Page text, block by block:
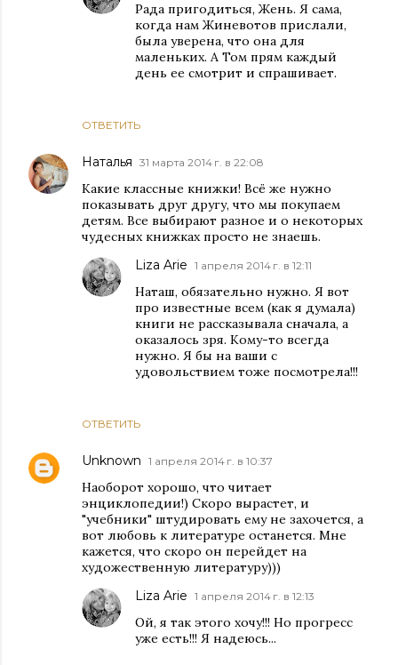
ОТВЕТИТЬ
Рада пригодиться, Жень. Я сама,
когда нам Жиневотов прислали,
была уверена, что она для
маленьких. А Том прям каждый
день ее смотрит и спрашивает.
Наталья 31 марта 2014 г. в 22:08
Какие классные книжки! Всё же нужно
показывать друг другу, что мы покупаем
детям. Все выбирают разное и о некоторых
чудесных книжках просто не знаешь.
ОТВЕТИТЬ
Liza Arie 1 апреля 2014 г. в 12:11
Наташ, обязательно нужно. Я вот
про известные всем (как я думала)
книги не рассказывала сначала, а
оказалось зря. Кому-то всегда
нужно. Я бы на ваши с
удовольствием тоже посмотрела!!!
Unknown 1 апреля 2014 г. в 10:37
Наоборот хорошо, что читает
энциклопедии!) Скоро вырастет, и
"учебники" штудировать ему не захочется, а
вот любовь к литературе останется. Мне
кажется, что скоро он перейдет на
художественную литературу)))
Liza Arie 1 апреля 2014 г. в 12:13
Ой, я так этого хочу!!! Но прогресс
уже есть!!! Я надеюсь...